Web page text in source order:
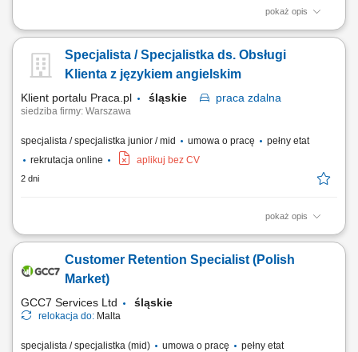
pokaż opis
What we do We are dedicated to helping the world's leading companies
digital. Cognizant Poland offices are located in Gdańsk, Wrocław, and
Kraków. With the capacity to support various clients, we offer a world of...
Specjalista / Specjalistka ds. Obsługi
Klienta z językiem angielskim
Klient portalu Praca.pl śląskie praca zdalna
siedziba firmy: Warszawa
specjalista / specjalistka junior / mid umowa o pracę
pełny etat
rekrutacja online
aplikuj bez CV
2 dni
pokaż opis
zapewnianie profesjonalnej obsługi klienta w języku angielskim
użytkowników; odpowiadanie na pytania klientów i pomoc w
rozwiązywaniu bieżących problemów; diagnozowanie podstawowych
Customer Retention Specialist (Polish
Market)
GCC7 Services Ltd śląskie
relokacja do: Malta
specjalista / specjalistka (mid) umowa o pracę
pełny etat